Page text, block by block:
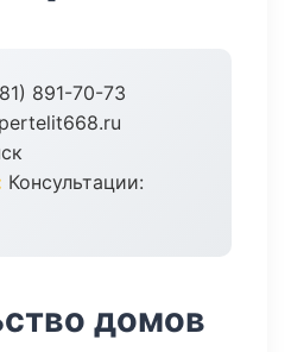
891-70-73
Консультации:
домов